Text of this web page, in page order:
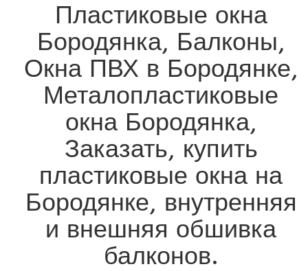
Пластиковые окна
Бородянка, Балконы,
Окна ПВХ в Бородянке,
Металопластиковые
окна Бородянка,
Заказать, купить
пластиковые окна на
Бородянке, внутренняя
и внешняя обшивка
балконов.